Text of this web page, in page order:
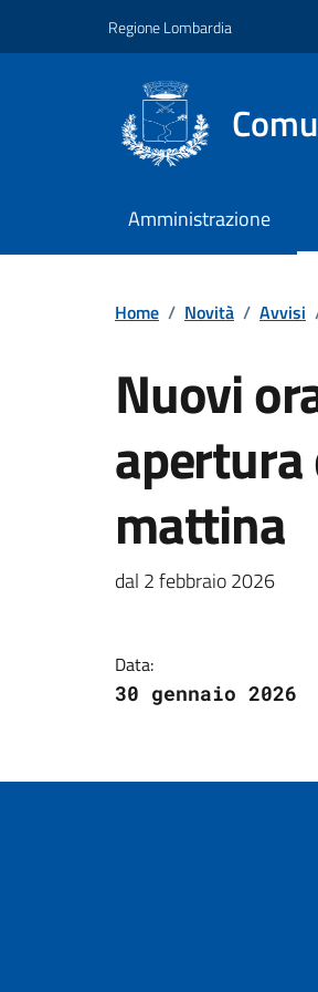
Regione Lombardia
Amministrazione
Home / Novità / Avvisi
Nuovi
mattina
Dettagli
dal 2 febbraio 2026
Data:
30 gennaio 2026